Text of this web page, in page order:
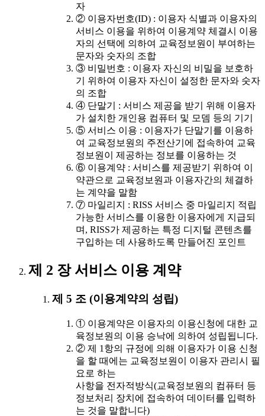
자
② 이용자번호(ID) : 이용자 식별과 이용자의
서비스 이용을 위하여 이용계약 체결시 이용
자의 선택에 의하여 교육정보원이 부여하는
문자와 숫자의 조합
③ 비밀번호 : 이용자 자신의 비밀을 보호하
기 위하여 이용자 자신이 설정한 문자와 숫자
의 조합
④ 단말기 : 서비스 제공을 받기 위해 이용자
가 설치한 개인용 컴퓨터 및 모뎀 등의 기기
⑤ 서비스 이용 : 이용자가 단말기를 이용하
여 교육정보원의 주전산기에 접속하여 교육
정보원이 제공하는 정보를 이용하는 것
⑥ 이용계약 : 서비스를 제공받기 위하여 이
약관으로 교육정보원과 이용자간의 체결하
는 계약을 말함
⑦ 마일리지 : RISS 서비스 중 마일리지 적립
가능한 서비스를 이용한 이용자에게 지급되
며, RISS가 제공하는 특정 디지털 콘텐츠를
구입하는 데 사용하도록 만들어진 포인트
제 2 장 서비스 이용 계약
제 5 조 (이용계약의 성립)
① 이용계약은 이용자의 이용신청에 대한 교
육정보원의 이용 승낙에 의하여 성립됩니다.
② 제 1항의 규정에 의해 이용자가 이용 신청
을 할 때에는 교육정보원이 이용자 관리시 필
요로 하는
사항을 전자적방식(교육정보원의 컴퓨터 등
정보처리 장치에 접속하여 데이터를 입력하
는 것을 말합니다)